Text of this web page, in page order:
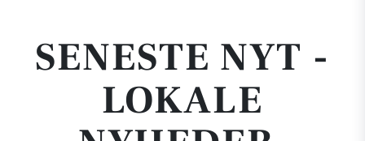
SENESTE NYT -
LOKALE